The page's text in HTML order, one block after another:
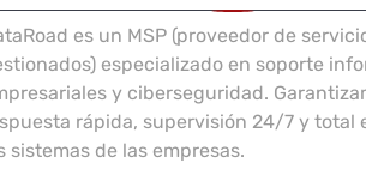
es un MSP (proveedor de
especializado en soporte
y ciberseguridad.
rápida, supervisión 24/7 y total
sistemas de las empresas.